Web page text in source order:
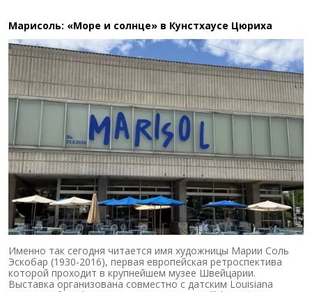
Марисоль: «Море и солнце» в Кунстхаусе Цюриха
Именно так сегодня читается имя художницы Марии Соль
Эскобар (1930-2016), первая европейская ретроспектива
которой проходит в крупнейшем музее Швейцарии.
Выставка организована совместно с датским Louisiana